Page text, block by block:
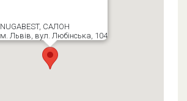
NUGABEST, САЛОН
м. Львів, вул. Любінська, 104